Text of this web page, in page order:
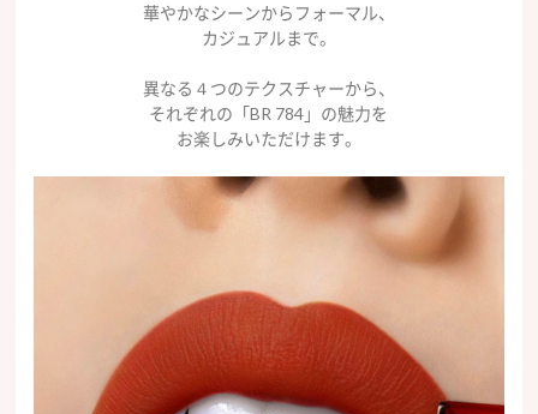
華やかなシーンからフォーマル、
カジュアルまで。
異なる４つのテクスチャーから、
それぞれの「BR 784」の魅力を
お楽しみいただけます。